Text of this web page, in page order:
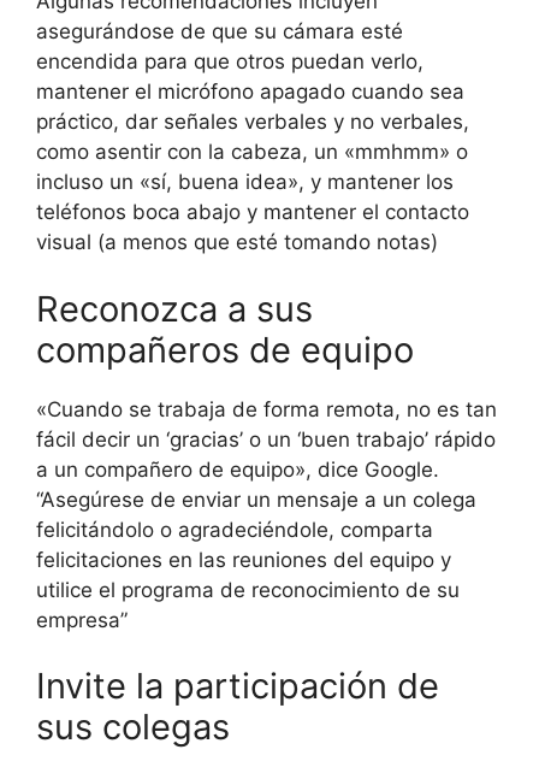
asegurándose de que su cámara esté
encendida para que otros puedan verlo,
mantener el micrófono apagado cuando sea
práctico, dar señales verbales y no verbales,
como asentir con la cabeza, un «mmhmm» o
incluso un «sí, buena idea», y mantener los
teléfonos boca abajo y mantener el contacto
visual (a menos que esté tomando notas)
Reconozca a sus
compañeros de equipo
«Cuando se trabaja de forma remota, no es tan
fácil decir un ‘gracias’ o un ‘buen trabajo’ rápido
a un compañero de equipo», dice Google.
“Asegúrese de enviar un mensaje a un colega
felicitándolo o agradeciéndole, comparta
felicitaciones en las reuniones del equipo y
utilice el programa de reconocimiento de su
empresa”
Invite la participación de
sus colegas